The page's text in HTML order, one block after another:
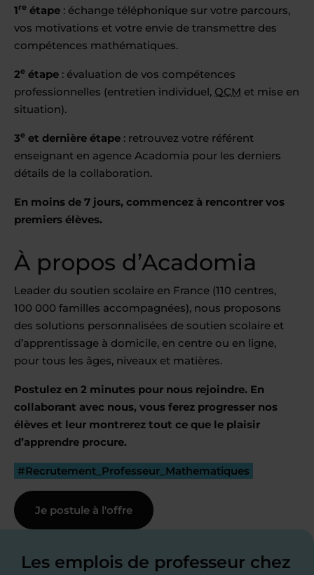
1re étape : échange téléphonique sur votre parcours,
vos motivations et votre envie de transmettre des
compétences mathématiques.
2e étape : évaluation de vos compétences
professionnelles (entretien individuel, QCM et mise en
situation).
3e et dernière étape : retrouvez votre référent
enseignant en agence Acadomia pour les derniers
détails de la collaboration.
En moins de 7 jours, commencez à rencontrer vos
premiers élèves.
À propos d’Acadomia
Leader du soutien scolaire en France (110 centres,
100 000 familles accompagnées), nous proposons
des solutions personnalisées de soutien scolaire et
d’apprentissage à domicile, en centre ou en ligne,
pour tous les âges, niveaux et matières.
Postulez en 2 minutes pour nous rejoindre. En
collaborant avec nous, vous ferez progresser nos
élèves et leur montrerez tout ce que le plaisir
d’apprendre procure.
#Recrutement_Professeur_Mathematiques
Je postule à l'offre
Les emplois de professeur chez